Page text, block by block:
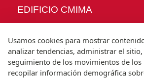
EDIFICIO CMIMA
SÍGUENOS
Usamos cookies para mostrar
analizar tendencias, administrar el
seguimiento de los movimientos de
recopilar información demográfica